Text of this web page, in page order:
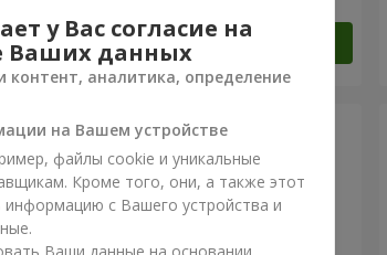
1 399 грн
у Вас согласие на
Ваших данных
контент, аналитика, определение
на Вашем устройстве
файлы cookie и уникальные
Кроме того, они, а также этот
информацию с Вашего устройства и